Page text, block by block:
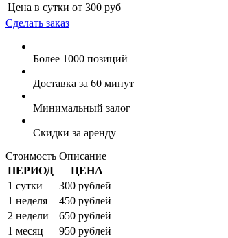
Цена в сутки от 300 руб
Сделать заказ
Более 1000 позиций
Доставка за 60 минут
Минимальный залог
Скидки за аренду
Стоимость Описание
ПЕРИОД
ЦЕНА
1 сутки
300 рублей
1 неделя
450 рублей
2 недели
650 рублей
1 месяц
950 рублей